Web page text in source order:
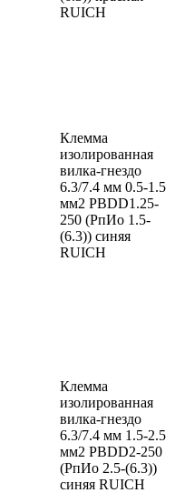
RUICH
Клемма
изолированная
вилка-гнездо
6.3/7.4 мм 0.5-1.5
мм2 PBDD1.25-
250 (РпИо 1.5-
(6.3)) синяя
RUICH
Клемма
изолированная
вилка-гнездо
6.3/7.4 мм 1.5-2.5
мм2 PBDD2-250
(РпИо 2.5-(6.3))
синяя RUICH